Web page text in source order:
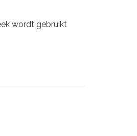
wordt gebruikt